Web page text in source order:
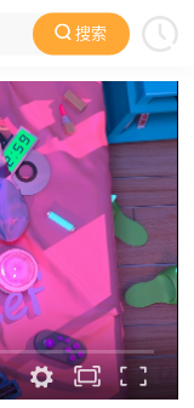
搜索
欧美动漫 动漫电影